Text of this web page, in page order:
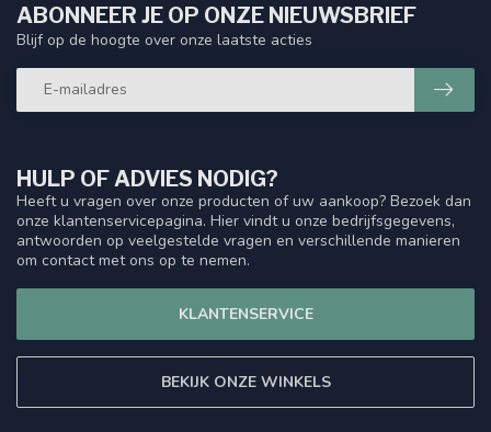
HULP OF ADVIES NODIG?
Heeft u vragen over onze producten of uw aankoop? Bezoek dan
onze klantenservicepagina. Hier vindt u onze bedrijfsgegevens,
antwoorden op veelgestelde vragen en verschillende manieren
om contact met ons op te nemen.
KLANTENSERVICE
BEKIJK ONZE WINKELS
ABONNEER JE OP ONZE NIEUWSBRIEF
Blijf op de hoogte over onze laatste acties